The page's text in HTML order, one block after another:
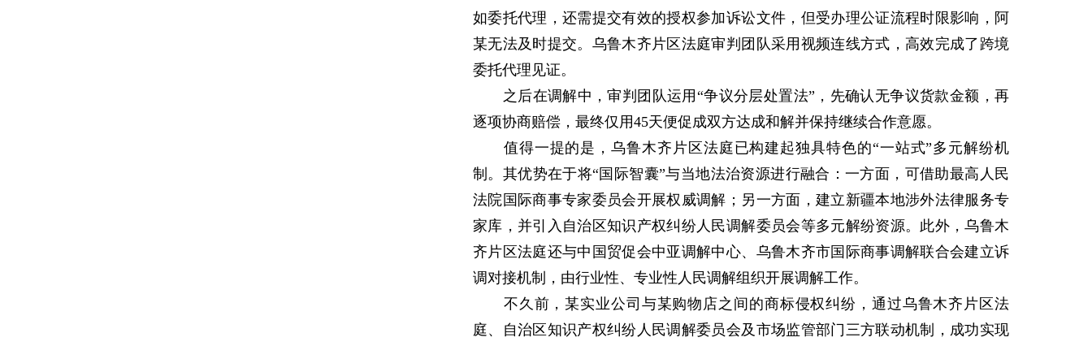
如委托代理，还需提交有效的授权参加诉讼文件，但受办理公证流程时限影响，阿
某无法及时提交。乌鲁木齐片区法庭审判团队采用视频连线方式，高效完成了跨境
委托代理见证。
之后在调解中，审判团队运用“争议分层处置法”，先确认无争议货款金额，再
逐项协商赔偿，最终仅用45天便促成双方达成和解并保持继续合作意愿。
值得一提的是，乌鲁木齐片区法庭已构建起独具特色的“一站式”多元解纷机
制。其优势在于将“国际智囊”与当地法治资源进行融合：一方面，可借助最高人民
法院国际商事专家委员会开展权威调解；另一方面，建立新疆本地涉外法律服务专
家库，并引入自治区知识产权纠纷人民调解委员会等多元解纷资源。此外，乌鲁木
齐片区法庭还与中国贸促会中亚调解中心、乌鲁木齐市国际商事调解联合会建立诉
调对接机制，由行业性、专业性人民调解组织开展调解工作。
不久前，某实业公司与某购物店之间的商标侵权纠纷，通过乌鲁木齐片区法
庭、自治区知识产权纠纷人民调解委员会及市场监管部门三方联动机制，成功实现